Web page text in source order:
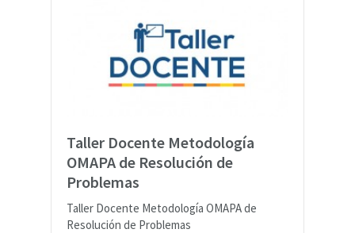
Taller Docente Metodología
OMAPA de Resolución de
Problemas
Taller Docente Metodología OMAPA de
Resolución de Problemas